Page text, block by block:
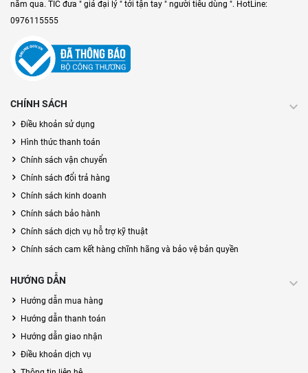
năm qua. TIC đưa " giá đại lý " tới tận tay " người tiêu dùng ". HotLine:
0976115555
CHÍNH SÁCH
Điều khoản sử dụng
Hình thức thanh toán
Chính sách vận chuyển
Chính sách đổi trả hàng
Chính sách kinh doanh
Chính sách bảo hành
Chính sách dịch vụ hỗ trợ kỹ thuật
Chính sách cam kết hàng chĩnh hãng và bảo vệ bản quyền
HƯỚNG DẪN
Hướng dẫn mua hàng
Hướng dẫn thanh toán
Hướng dẫn giao nhận
Điều khoản dịch vụ